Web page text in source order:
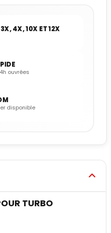
4X, 10X ET 12X
ouvrées
disponible
TURBO